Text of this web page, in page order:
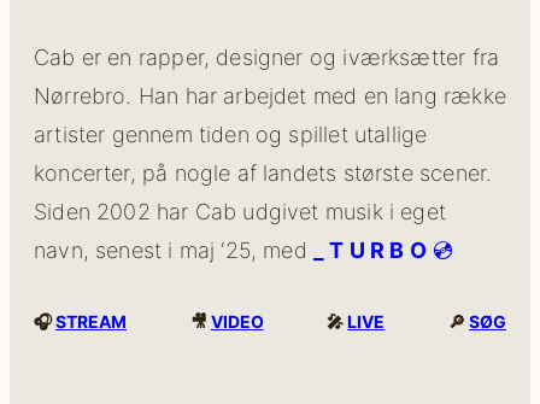
Cab er en rapper, designer og iværksætter fra
Nørrebro. Han har arbejdet med en lang række
artister gennem tiden og spillet utallige
koncerter, på nogle af landets største scener.
Siden 2002 har Cab udgivet musik i eget
navn, senest i maj ‘25, med
_ T U R B O 💿
🎧STREAM 🎥 VIDEO 🎤LIVE 🔎 SØG